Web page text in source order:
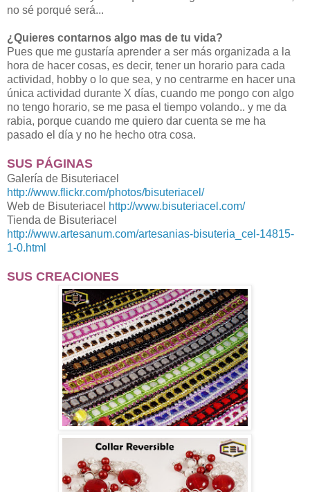
no sé porqué será...
¿Quieres contarnos algo mas de tu vida?
Pues que me gustaría aprender a ser más organizada a la
hora de hacer cosas, es decir, tener un horario para cada
actividad, hobby o lo que sea, y no centrarme en hacer una
única actividad durante X días, cuando me pongo con algo
no tengo horario, se me pasa el tiempo volando.. y me da
rabia, porque cuando me quiero dar cuenta se me ha
pasado el día y no he hecho otra cosa.
SUS PÁGINAS
Galería de Bisuteriacel
http://www.flickr.com/photos/bisuteriacel/
Web de Bisuteriacel http://www.bisuteriacel.com/
Tienda de Bisuteriacel
http://www.artesanum.com/artesanias-bisuteria_cel-14815-
1-0.html
SUS CREACIONES